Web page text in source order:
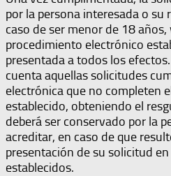
por la persona interesada o su
caso de ser menor de 18
procedimiento electrónico
presentada a todos los
cuenta aquellas solicitudes
electrónica que no completen
establecido, obteniendo el
deberá ser conservado por la
acreditar, en caso de que
presentación de su solicitud
establecidos.